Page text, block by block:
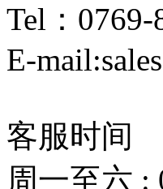
Tel：0769-
E-
客服时间
周一至六 :